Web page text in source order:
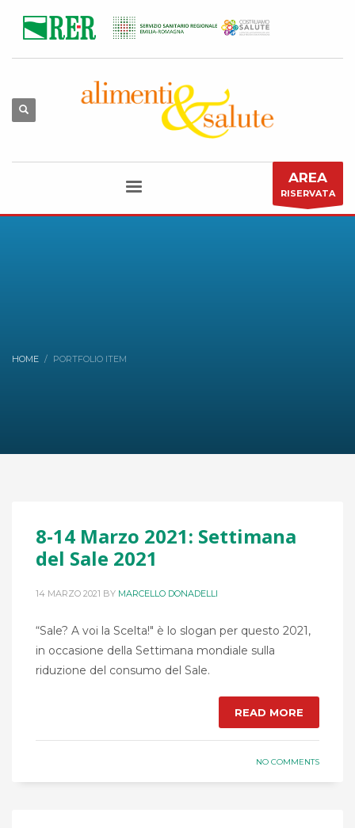
AREA
RISERVATA
HOME PORTFOLIO ITEM
8-14 Marzo 2021: Settimana
del Sale 2021
14 MARZO 2021 BY MARCELLO DONADELLI
“Sale? A voi la Scelta!" è lo slogan per questo 2021,
in occasione della Settimana mondiale sulla
riduzione del consumo del Sale.
READ MORE
NO COMMENTS